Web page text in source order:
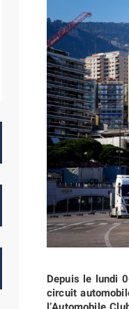
Depuis le lundi
circuit